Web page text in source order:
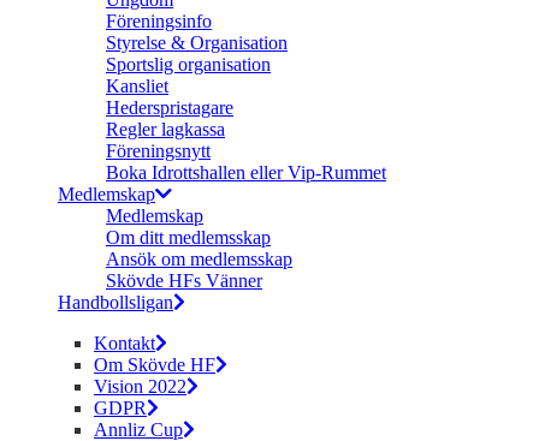
Föreningsinfo
Styrelse & Organisation
Sportslig organisation
Kansliet
Hederspristagare
Regler lagkassa
Föreningsnytt
Boka Idrottshallen eller Vip-Rummet
Medlemskap
Medlemskap
Om ditt medlemsskap
Ansök om medlemsskap
Skövde HFs Vänner
Handbollsligan
Kontakt
Om Skövde HF
Vision 2022
GDPR
Annliz Cup